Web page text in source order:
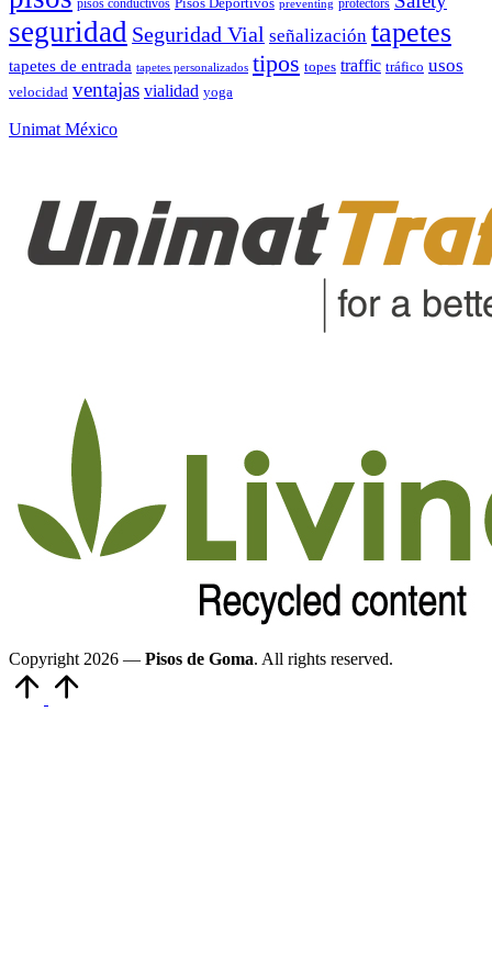
pisos conductivos Pisos Deportivos preventing protectors
seguridad Seguridad Vial señalización tapetes
tapetes de entrada tapetes personalizados tipos topes traffic tráfico usos
velocidad ventajas vialidad yoga
Unimat México
Copyright 2026 — Pisos de Goma. All rights reserved.